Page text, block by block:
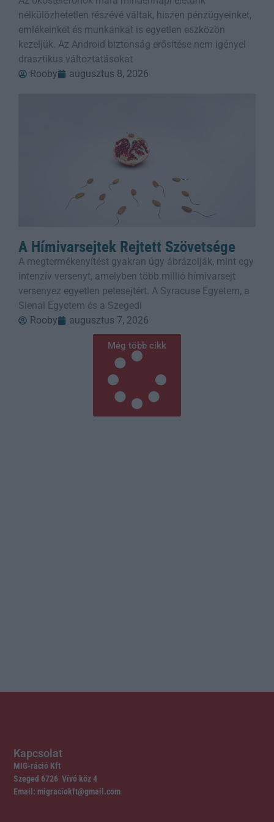
nélkülözhetetlen részévé váltak, hiszen pénzügyeinket,
emlékeinket és munkánkat is egyetlen eszközön
kezeljük. Az Android biztonság erősítése nem igényel
drasztikus változtatásokat
Rooby
augusztus 8, 2026
A Hímivarsejtek Rejtett Szövetsége
A megtermékenyítést gyakran úgy ábrázolják, mint egy
intenzív versenyt, amelyben több millió hímivarsejt
versenyez egyetlen petesejtért. A Syracuse Egyetem, a
Sienai Egyetem és a Szegedi
Rooby
augusztus 7, 2026
Még több cikk
Kapcsolat
MIG-ráció Kft
Szeged 6726 Vívó köz 4
Email: migraciokft@gmail.com